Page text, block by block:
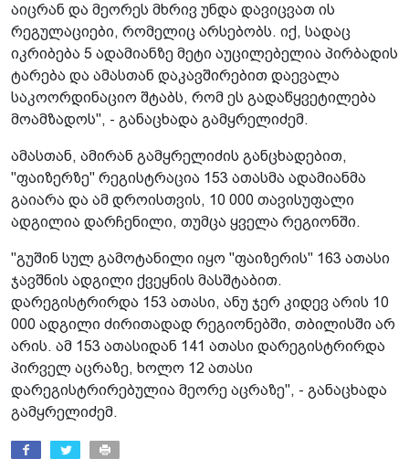
აიცრან და მეორეს მხრივ უნდა დავიცვათ ის
რეგულაციები, რომელიც არსებობს. იქ, სადაც
იკრიბება 5 ადამიანზე მეტი აუცილებელია პირბადის
ტარება და ამასთან დაკავშირებით დაევალა
საკოორდინაციო შტაბს, რომ ეს გადაწყვეტილება
მოამზადოს", - განაცხადა გამყრელიძემ.
ამასთან, ამირან გამყრელიძის განცხადებით,
"ფაიზერზე" რეგისტრაცია 153 ათასმა ადამიანმა
გაიარა და ამ დროისთვის, 10 000 თავისუფალი
ადგილია დარჩენილი, თუმცა ყველა რეგიონში.
"გუშინ სულ გამოტანილი იყო "ფაიზერის" 163 ათასი
ჯავშნის ადგილი ქვეყნის მასშტაბით.
დარეგისტრირდა 153 ათასი, ანუ ჯერ კიდევ არის 10
000 ადგილი ძირითადად რეგიონებში, თბილისში არ
არის. ამ 153 ათასიდან 141 ათასი დარეგისტრირდა
პირველ აცრაზე, ხოლო 12 ათასი
დარეგისტრირებულია მეორე აცრაზე", - განაცხადა
გამყრელიძემ.